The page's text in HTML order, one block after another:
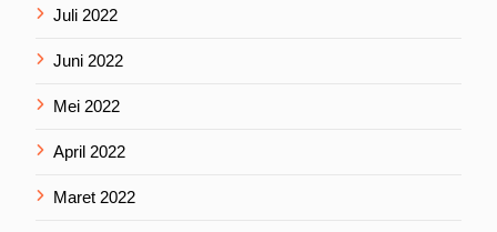
Juli 2022
Juni 2022
Mei 2022
April 2022
Maret 2022